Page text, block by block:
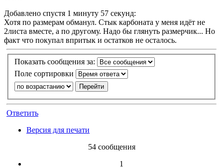
Добавлено спустя 1 минуту 57 секунд:
Хотя по размерам обманул. Стык карбоната у меня идёт не
2листа вместе, а по другому. Надо бы глянуть размерчик... Но
факт что покупал впритык и остатков не осталось.
Показать сообщения за:
Поле сортировки
Ответить
Версия для печати
54 сообщения
1